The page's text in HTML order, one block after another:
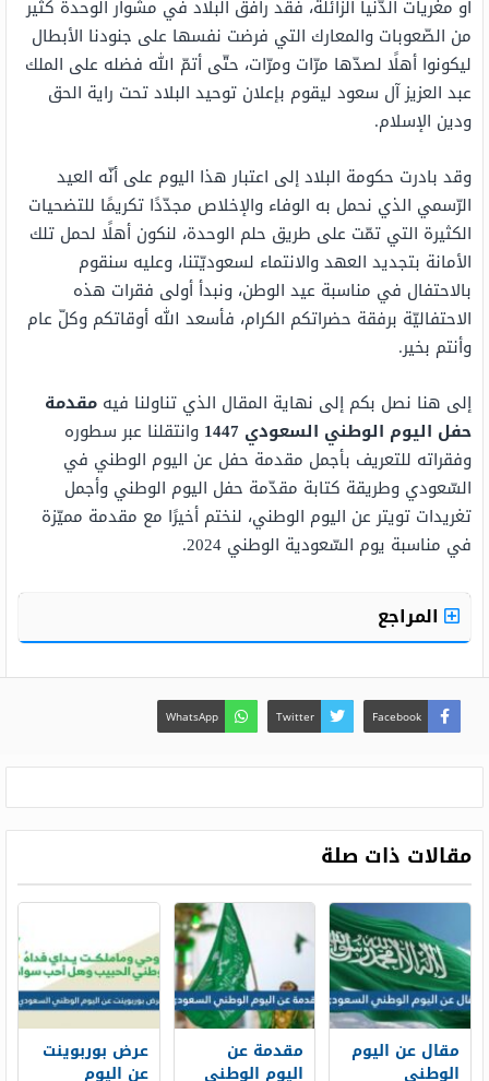
أو مغريات الدّنيا الزائلة، فقد رافق البلاد في مشوار الوحدة كثير
من الصّعوبات والمعارك التي فرضت نفسها على جنودنا الأبطال
ليكونوا أهلًا لصدّها مرّات ومرّات، حتّى أتمّ الله فضله على الملك
عبد العزيز آل سعود ليقوم بإعلان توحيد البلاد تحت راية الحق
ودين الإسلام.
وقد بادرت حكومة البلاد إلى اعتبار هذا اليوم على أنّه العيد
الرّسمي الذي نحمل به الوفاء والإخلاص مجدّدًا تكريمًا للتضحيات
الكثيرة التي تمّت على طريق حلم الوحدة، لنكون أهلًا لحمل تلك
الأمانة بتجديد العهد والانتماء لسعوديّتنا، وعليه سنقوم
بالاحتفال في مناسبة عيد الوطن، ونبدأ أولى فقرات هذه
الاحتفاليّة برفقة حضراتكم الكرام، فأسعد الله أوقاتكم وكلّ عام
وأنتم بخير.
إلى هنا نصل بكم إلى نهاية المقال الذي تناولنا فيه مقدمة
حفل اليوم الوطني السعودي 1447
وانتقلنا عبر سطوره
وفقراته للتعريف بأجمل مقدمة حفل عن اليوم الوطني في
السّعودي وطريقة كتابة مقدّمة حفل اليوم الوطني وأجمل
تغريدات تويتر عن اليوم الوطني، لنختم أخيرًا مع مقدمة مميّزة
في مناسبة يوم السّعودية الوطني 2024.
المراجع
Facebook
Twitter
WhatsApp
مقالات ذات صلة
مقال عن اليوم
الوطني
مقدمة عن
اليوم الوطني
عرض بوربوينت
عن اليوم